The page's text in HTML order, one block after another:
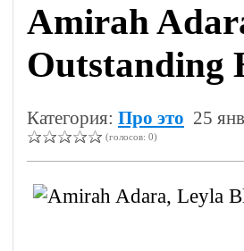
Amirah
Outstanding
Категория: Про это 25
(голосов: 0)